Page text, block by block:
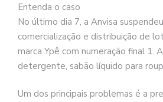
Entenda o caso
No último dia 7, a Anvisa
comercialização e distribuição de
marca Ypê com numeração final 1.
detergente, sabão líquido para
Um dos principais problemas é a